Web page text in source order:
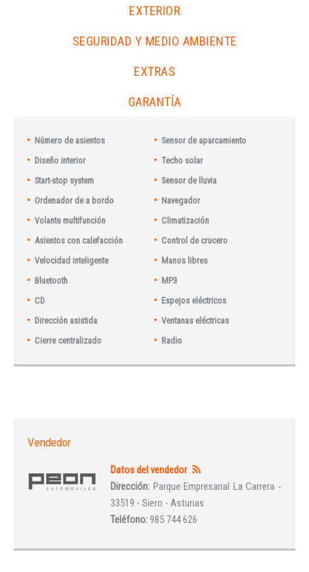
EXTERIOR
SEGURIDAD Y MEDIO AMBIENTE
EXTRAS
GARANTÍA
Número de asientos
Sensor de aparcamiento
Diseño interior
Techo solar
Start-stop system
Sensor de lluvia
Ordenador de a bordo
Navegador
Volante multifunción
Climatización
Asientos con calefacción
Control de crucero
Velocidad inteligente
Manos libres
Bluetooth
MP3
CD
Espejos eléctricos
Dirección asistida
Ventanas eléctricas
Cierre centralizado
Radio
Vendedor
Datos del vendedor
Dirección: Parque Empresarial La Carrera -
33519 - Siero - Asturias
Teléfono:985 744 626